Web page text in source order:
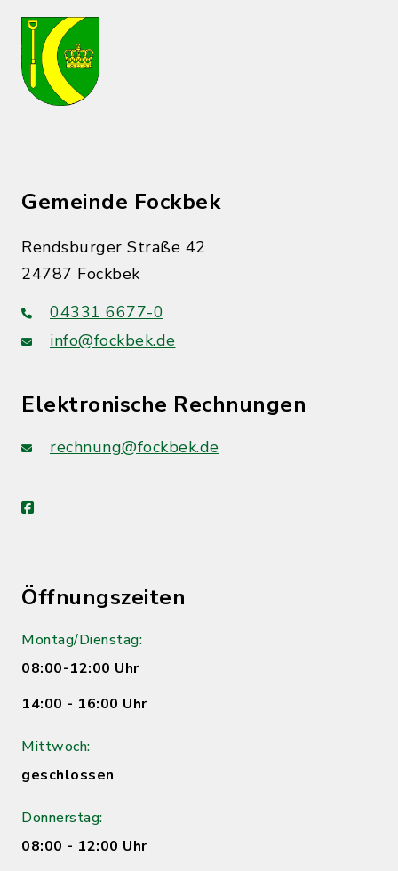
Gemeinde Fockbek
Rendsburger Straße 42
24787 Fockbek
04331 6677-0
info@fockbek.de
Elektronische Rechnungen
rechnung@fockbek.de
facebook
Öffnungszeiten
Montag/Dienstag:
08:00-12:00 Uhr
14:00 - 16:00 Uhr
Mittwoch:
geschlossen
Donnerstag:
08:00 - 12:00 Uhr